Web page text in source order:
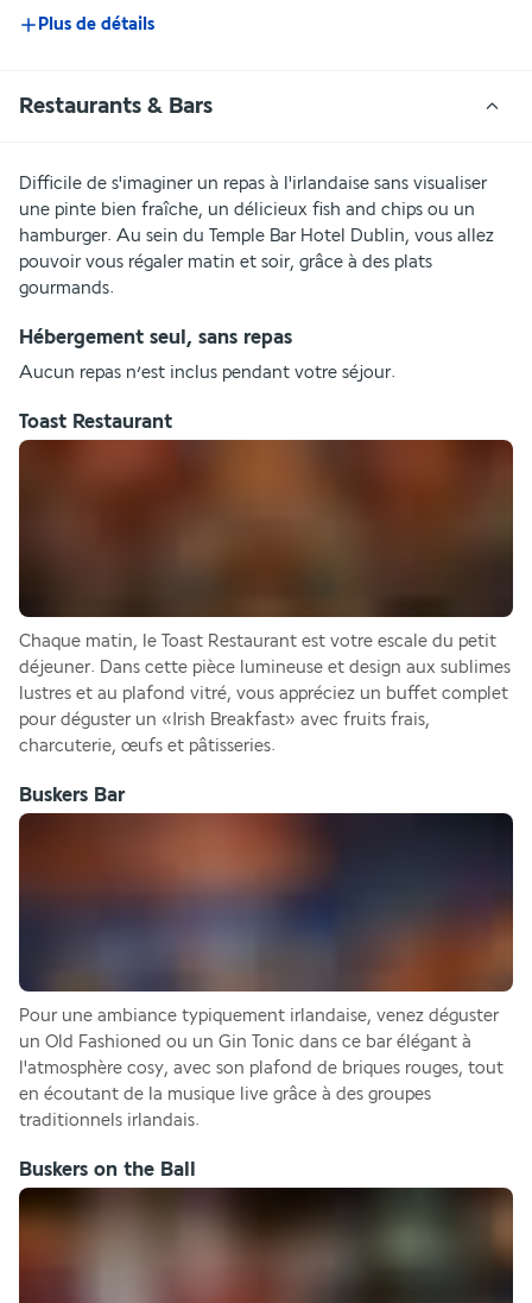
Plus de détails
Restaurants & Bars
Difficile de s'imaginer un repas à l'irlandaise sans visualiser
une pinte bien fraîche, un délicieux fish and chips ou un
hamburger. Au sein du Temple Bar Hotel Dublin, vous allez
pouvoir vous régaler matin et soir, grâce à des plats
gourmands.
Hébergement seul, sans repas
Aucun repas n’est inclus pendant votre séjour.
Toast Restaurant
Chaque matin, le Toast Restaurant est votre escale du petit
déjeuner. Dans cette pièce lumineuse et design aux sublimes
lustres et au plafond vitré, vous appréciez un buffet complet
pour déguster un «Irish Breakfast» avec fruits frais,
charcuterie, œufs et pâtisseries.
Buskers Bar
Pour une ambiance typiquement irlandaise, venez déguster
un Old Fashioned ou un Gin Tonic dans ce bar élégant à
l'atmosphère cosy, avec son plafond de briques rouges, tout
en écoutant de la musique live grâce à des groupes
traditionnels irlandais.
Buskers on the Ball